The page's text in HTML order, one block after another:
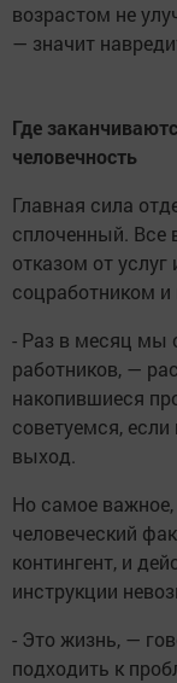
возрастом не
— значит
Где
человечность
Главная сила
сплоченный. Все
отказом от
соцработником
- Раз в месяц мы
работников, —
накопившиеся
советуемся,
выход.
Но самое
человеческий
контингент, и
инструкции
- Это жизнь, —
подходить к